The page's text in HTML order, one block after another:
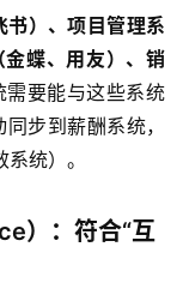
）、项目管理系
蝶、用友）、销
要能与这些系统
步到薪酬系统，
系统）。
）：符合“互